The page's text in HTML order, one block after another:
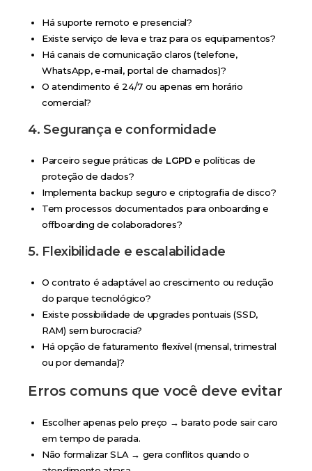
Há suporte remoto e presencial?
Existe serviço de leva e traz para os equipamentos?
Há canais de comunicação claros (telefone,
WhatsApp, e-mail, portal de chamados)?
O atendimento é 24/7 ou apenas em horário
comercial?
4. Segurança e conformidade
Parceiro segue práticas de LGPD e políticas de
proteção de dados?
Implementa backup seguro e criptografia de disco?
Tem processos documentados para onboarding e
offboarding de colaboradores?
5. Flexibilidade e escalabilidade
O contrato é adaptável ao crescimento ou redução
do parque tecnológico?
Existe possibilidade de upgrades pontuais (SSD,
RAM) sem burocracia?
Há opção de faturamento flexível (mensal, trimestral
ou por demanda)?
Erros comuns que você deve evitar
Escolher apenas pelo preço → barato pode sair caro
em tempo de parada.
Não formalizar SLA → gera conflitos quando o